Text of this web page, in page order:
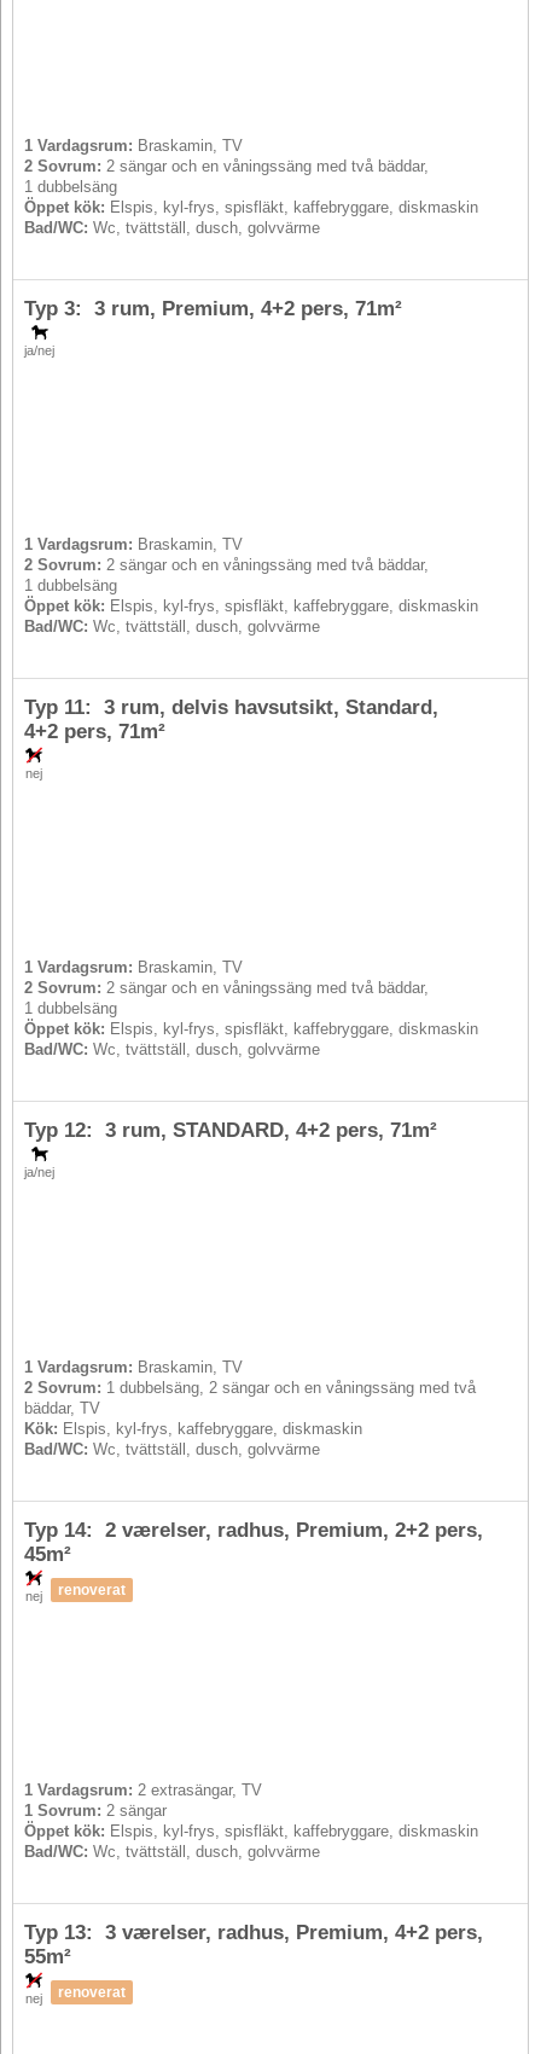
1 Vardagsrum: Braskamin, TV
2 Sovrum: 2 sängar och en våningssäng med två bäddar,
1 dubbelsäng
Öppet kök: Elspis, kyl-frys, spisfläkt, kaffebryggare, diskmaskin
Bad/WC: Wc, tvättställ, dusch, golvvärme
ja/nej
Typ 3: 3 rum, Premium, 4+2 pers, 71m²
1 Vardagsrum: Braskamin, TV
2 Sovrum: 2 sängar och en våningssäng med två bäddar,
1 dubbelsäng
Öppet kök: Elspis, kyl-frys, spisfläkt, kaffebryggare, diskmaskin
Bad/WC: Wc, tvättställ, dusch, golvvärme
nej
Typ 11: 3 rum, delvis havsutsikt, Standard,
4+2 pers, 71m²
1 Vardagsrum: Braskamin, TV
2 Sovrum: 2 sängar och en våningssäng med två bäddar,
1 dubbelsäng
Öppet kök: Elspis, kyl-frys, spisfläkt, kaffebryggare, diskmaskin
Bad/WC: Wc, tvättställ, dusch, golvvärme
ja/nej
Typ 12: 3 rum, STANDARD, 4+2 pers, 71m²
1 Vardagsrum: Braskamin, TV
2 Sovrum: 1 dubbelsäng, 2 sängar och en våningssäng med två
bäddar, TV
Kök: Elspis, kyl-frys, kaffebryggare, diskmaskin
Bad/WC: Wc, tvättställ, dusch, golvvärme
nej
Typ 14: 2 værelser, radhus, Premium, 2+2 pers,
45m²
renoverat
1 Vardagsrum: 2 extrasängar, TV
1 Sovrum: 2 sängar
Öppet kök: Elspis, kyl-frys, spisfläkt, kaffebryggare, diskmaskin
Bad/WC: Wc, tvättställ, dusch, golvvärme
nej
Typ 13: 3 værelser, radhus, Premium, 4+2 pers,
55m²
renoverat